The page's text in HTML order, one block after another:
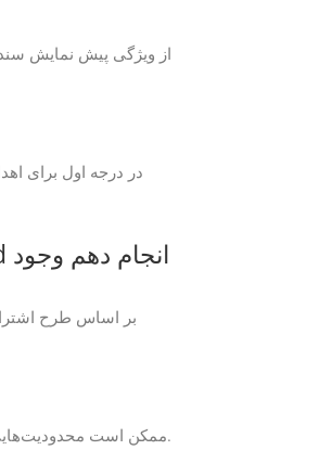
GroupDocs.Conversion برنامه‌های رایگان Cloud ممکن است محدودیت‌هایی در تعداد تبدیل‌ها، اندازه فایل یا فرمت‌های خروجی در مقایسه با طرح‌های اشتراک پولی داشته باشند.